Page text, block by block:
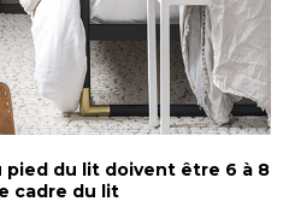
pied du lit doivent être 6 à 8
cadre du lit